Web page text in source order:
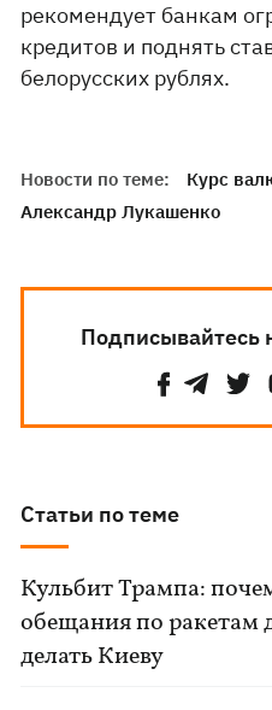
рекомендует банкам
кредитов и поднять
белорусских рублях.
Новости по теме:
Курс
Александр Лукашенко
Подписывайтесь
Статьи по теме
Кульбит Трампа:
обещания по ракетам
делать Киеву